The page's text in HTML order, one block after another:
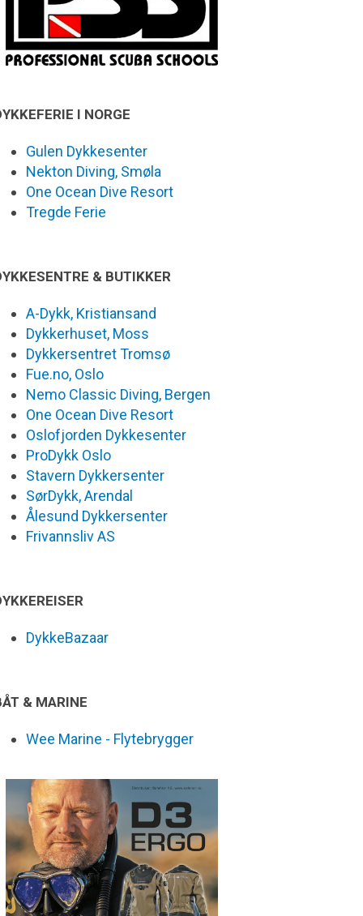
I NORGE
Gulen Dykkesenter
Nekton Diving, Smøla
One Ocean Dive Resort
Tregde Ferie
& BUTIKKER
A-Dykk, Kristiansand
Dykkerhuset, Moss
Dykkersentret Tromsø
Fue.no, Oslo
Nemo Classic Diving, Bergen
One Ocean Dive Resort
Oslofjorden Dykkesenter
ProDykk Oslo
Stavern Dykkersenter
SørDykk, Arendal
Ålesund Dykkersenter
Frivannsliv AS
DykkeBazaar
& MARINE
Wee Marine - Flytebrygger